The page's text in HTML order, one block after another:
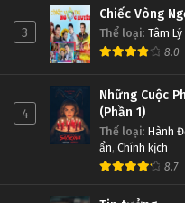
3
Chiếc Vòng
Thể loại: Tâm Lý
8.0
4
Những Cuộc
(Phần 1)
Thể loại: Hành
ẩn, Chính kịch
8.7